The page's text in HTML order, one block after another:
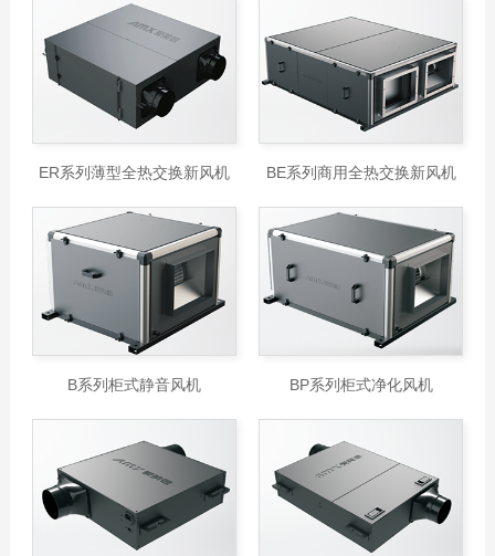
ER系列薄型全热交换新风机 BE系列商用全热交换新风机
B系列柜式静音风机 BP系列柜式净化风机